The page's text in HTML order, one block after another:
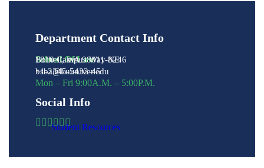
Department Contact Info
School Of Law
1810 Campus Way NE
Bothell, WA 98011-8246
+1-2345-5432-45
bsba@kuuniver.edu
Mon – Fri 9:00A.M. – 5:00P.M.
Social Info
Student Resources